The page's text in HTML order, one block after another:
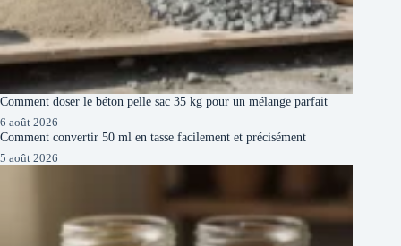
Comment doser le béton pelle sac 35 kg pour un mélange parfait
6 août 2026
Comment convertir 50 ml en tasse facilement et précisément
5 août 2026